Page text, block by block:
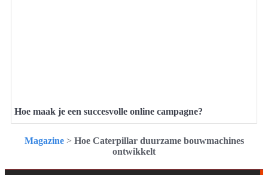
Hoe maak je een succesvolle online campagne?
Magazine> Hoe Caterpillar duurzame bouwmachines
ontwikkelt